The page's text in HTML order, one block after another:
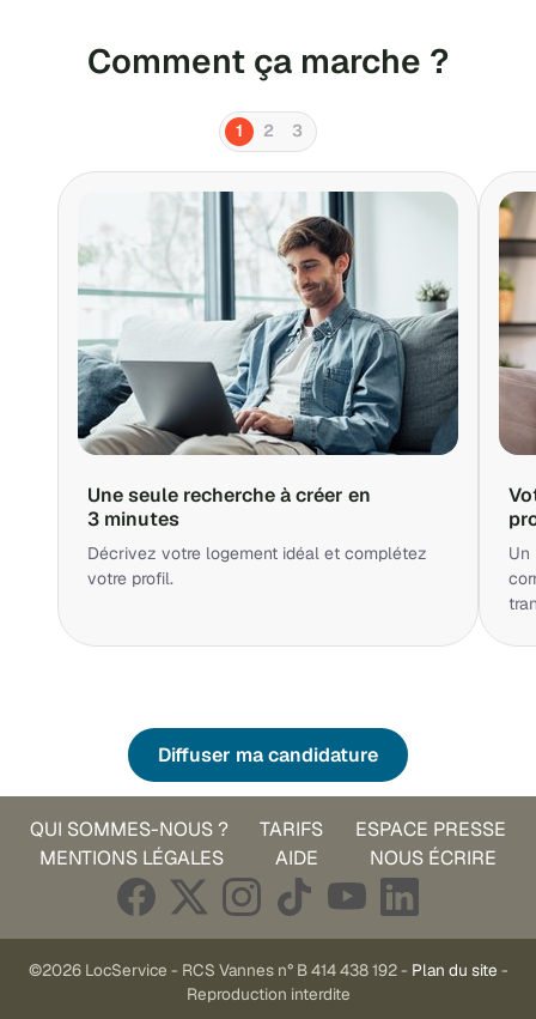
Comment ça marche ?
1 2 3
Une seule recherche à créer en
3 minutes
Décrivez votre logement idéal et complétez
votre profil.
Un
Diffuser ma candidature
QUI SOMMES-NOUS ? TARIFS
ESPACE PRESSE
MENTIONS LÉGALES
AIDE NOUS ÉCRIRE
©2026 LocService - RCS Vannes n° B 414 438 192 - Plan du site -
Reproduction interdite